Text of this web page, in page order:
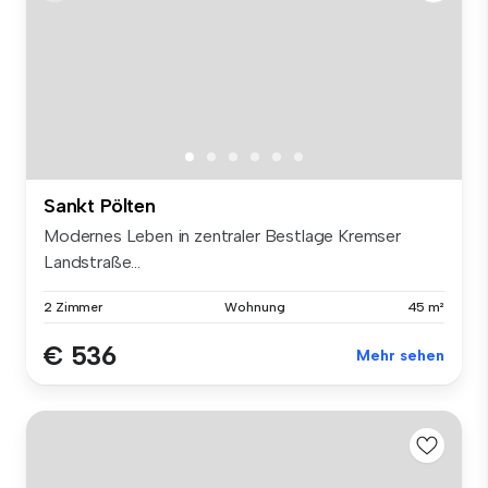
Sankt Pölten
Modernes Leben in zentraler Bestlage Kremser
Landstraße...
2 Zimmer Wohnung 45 m²
€ 536 Mehr sehen